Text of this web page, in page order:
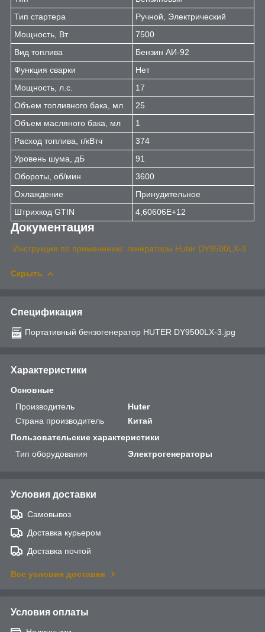
Тип стартера
Ручной, Электрический
Мощность, Вт
7500
Вид топлива
Бензин АИ-92
Функция сварки
Нет
Мощность, л.с.
17
Объем топливного бака, мл
25
Объем масляного бака, мл
1
Расход топлива, г/кВтч
374
Уровень шума, дБ
91
Обороты, об/мин
3600
Охлаждение
Принудительное
Штрихкод GTIN
4,60606E+12
Документация
Инструкция по применению: генераторы Huter DY9500LX-3
Скрыть
Спецификация
Портативный бензогенератор HUTER DY9500LX-3.jpg
Характеристики
Основные
Производитель
Huter
Страна производитель
Китай
Пользовательские характеристики
Тип оборудования
Электрогенераторы
Условия доставки
Самовывоз
Доставка курьером
Доставка почтой
Все условия доставки
Условия оплаты